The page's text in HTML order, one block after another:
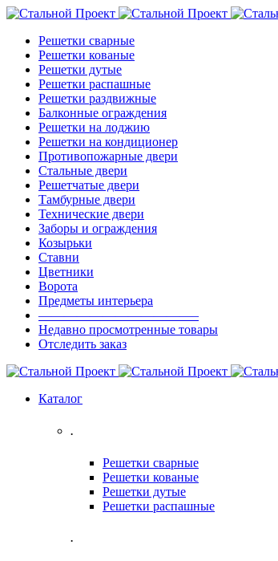
Решетки сварные
Решетки кованые
Решетки дутые
Решетки распашные
Решетки раздвижные
Балконные ограждения
Решетки на лоджию
Решетки на кондиционер
Противопожарные двери
Стальные двери
Решетчатые двери
Тамбурные двери
Технические двери
Заборы и ограждения
Козырьки
Ставни
Цветники
Ворота
Предметы интерьера
————————————–
Недавно просмотренные товары
Отследить заказ
Каталог
.
Решетки сварные
Решетки кованые
Решетки дутые
Решетки распашные
.